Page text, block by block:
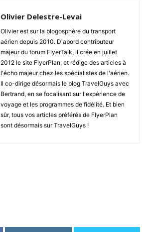
Olivier Delestre-Levai
Olivier est sur la blogosphère du transport
aérien depuis 2010. D'abord contributeur
majeur du forum FlyerTalk, il crée en juillet
2012 le site FlyerPlan, et rédige des articles à
l'écho majeur chez les spécialistes de l'aérien.
Il co-dirige désormais le blog TravelGuys avec
Bertrand, en se focalisant sur l'expérience de
voyage et les programmes de fidélité. Et bien
sûr, tous vos articles préférés de FlyerPlan
sont désormais sur TravelGuys !